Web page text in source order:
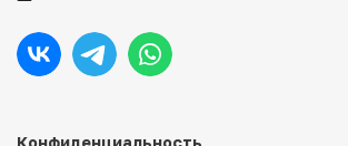
Конфиденциальность